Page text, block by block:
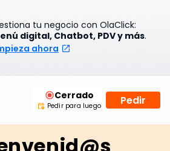
tu negocio con OlaClick:
digital, Chatbot, PDV y más.
ahora
Cerrado
Pedir para luego Pedir